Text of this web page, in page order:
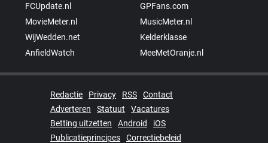
FCUpdate.nl
GPFans.com
MovieMeter.nl
MusicMeter.nl
WijWedden.net
Kelderklasse
AnfieldWatch
MeeMetOranje.nl
Redactie Privacy RSS
Contact
Adverteren
Statuut
Vacatures
Betting uitzetten
Android
iOS
Publicatieprincipes
Correctiebeleid